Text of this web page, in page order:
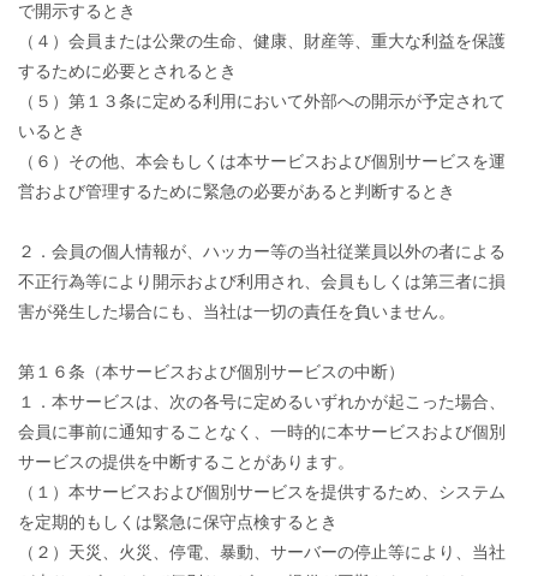
で開示するとき
（４）会員または公衆の生命、健康、財産等、重大な利益を保護
するために必要とされるとき
（５）第１３条に定める利用において外部への開示が予定されて
いるとき
（６）その他、本会もしくは本サービスおよび個別サービスを運
営および管理するために緊急の必要があると判断するとき
２．会員の個人情報が、ハッカー等の当社従業員以外の者による
不正行為等により開示および利用され、会員もしくは第三者に損
害が発生した場合にも、当社は一切の責任を負いません。
第１６条（本サービスおよび個別サービスの中断）
１．本サービスは、次の各号に定めるいずれかが起こった場合、
会員に事前に通知することなく、一時的に本サービスおよび個別
サービスの提供を中断することがあります。
（１）本サービスおよび個別サービスを提供するため、システム
を定期的もしくは緊急に保守点検するとき
（２）天災、火災、停電、暴動、サーバーの停止等により、当社